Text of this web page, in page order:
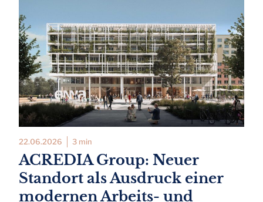
22.06.2026 3 min
ACREDIA Group: Neuer
Standort als Ausdruck einer
modernen Arbeits- und